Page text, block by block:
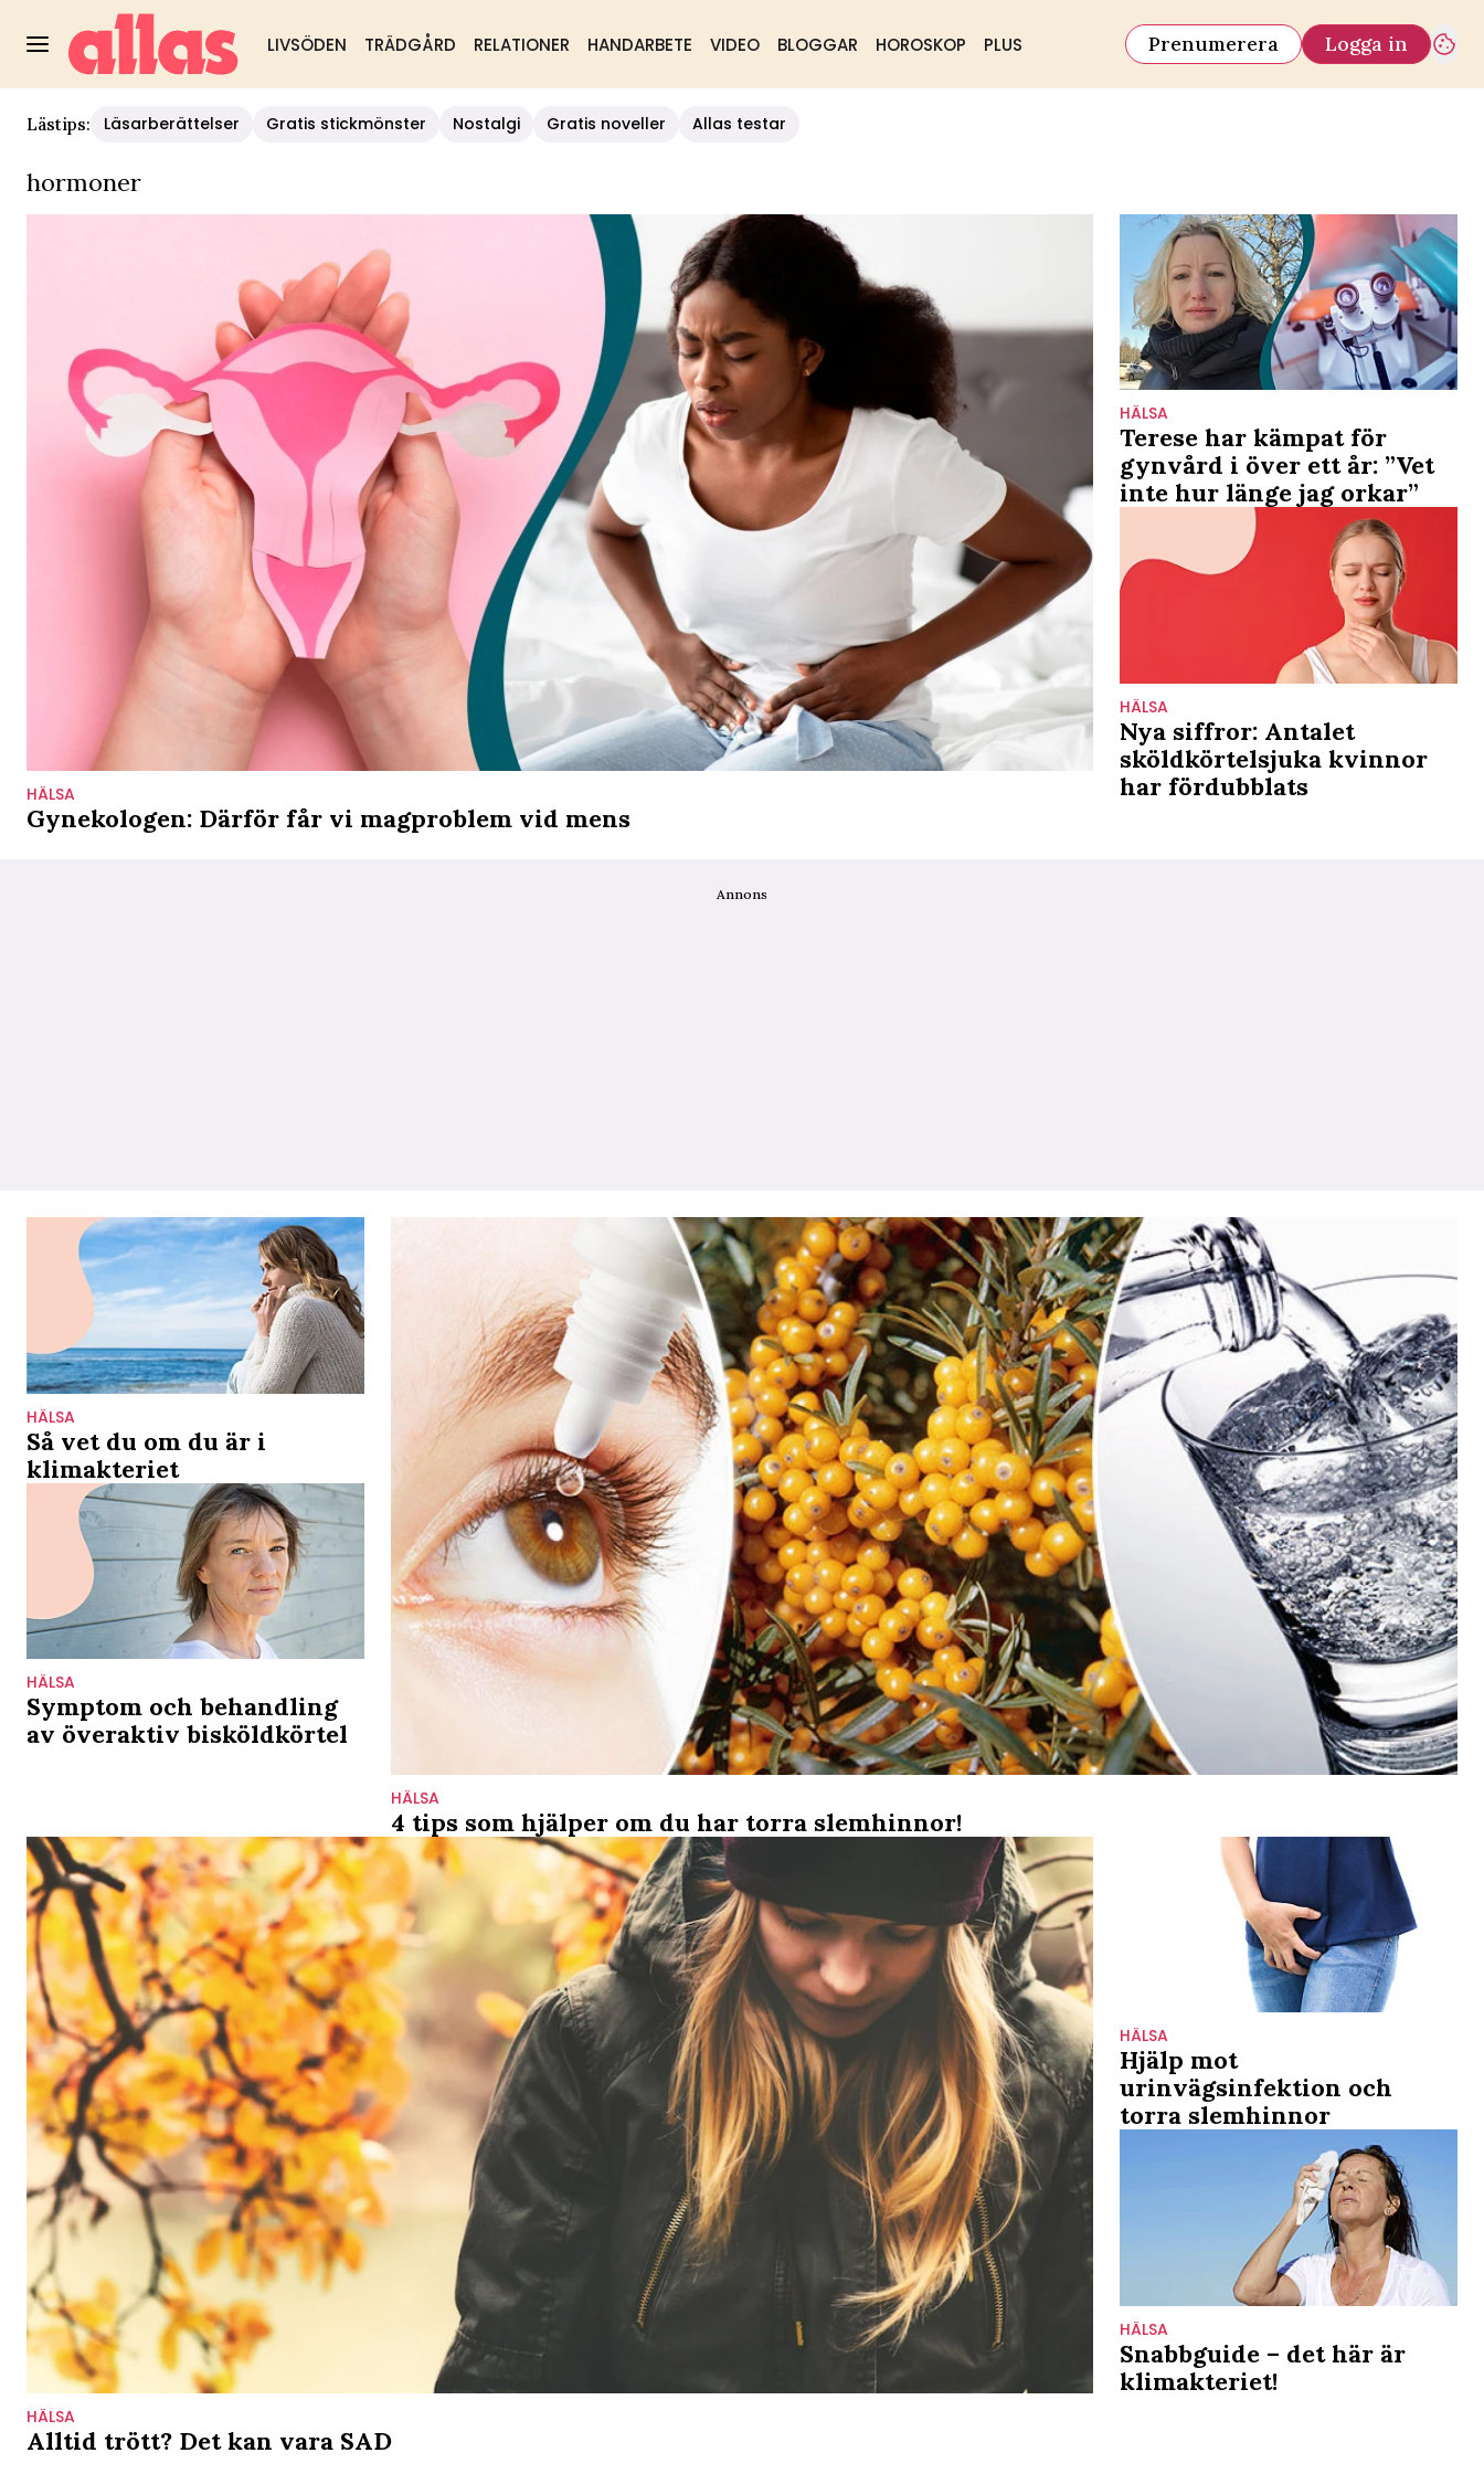
LIVSÖDEN TRÄDGÅRD RELATIONER HANDARBETE VIDEO BLOGGAR HOROSKOP PLUS Prenumerera Logga in
Lästips: Läsarberättelser Gratis stickmönster Nostalgi Gratis noveller Allas testar
hormoner
HÄLSA
Gynekologen: Därför får vi magproblem vid mens
HÄLSA
Terese har kämpat för
gynvård i över ett år: ”Vet
inte hur länge jag orkar”
HÄLSA
Nya siffror: Antalet
sköldkörtelsjuka kvinnor
har fördubblats
Annons
HÄLSA
Så vet du om du är i
klimakteriet
HÄLSA
Symptom och behandling
av överaktiv bisköldkörtel
HÄLSA
4 tips som hjälper om du har torra slemhinnor!
HÄLSA
Alltid trött? Det kan vara SAD
HÄLSA
Hjälp mot
urinvägsinfektion och
torra slemhinnor
HÄLSA
Snabbguide – det här är
klimakteriet!